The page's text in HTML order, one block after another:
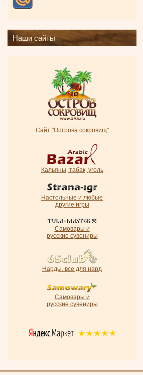
Наши сайты
Сайт "Острова сокровищ"
Кальяны, табак, уголь
Настольные и любые
другие игры
Самовары и
русские сувениры
Нарды, все для нард
Самовары и
русские сувениры